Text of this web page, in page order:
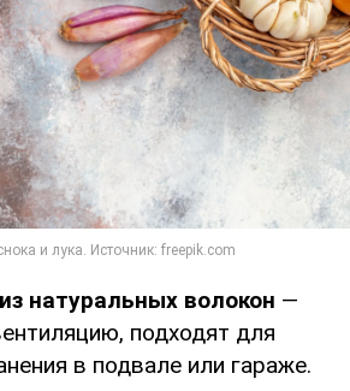
натуральных волокон —
подходят для
в подвале или гараже.